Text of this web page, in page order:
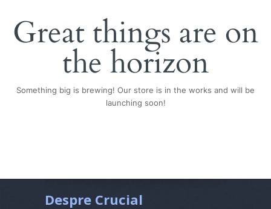
Great things are on
the horizon
Something big is brewing! Our store is in the works and will be
launching soon!
Despre Crucial